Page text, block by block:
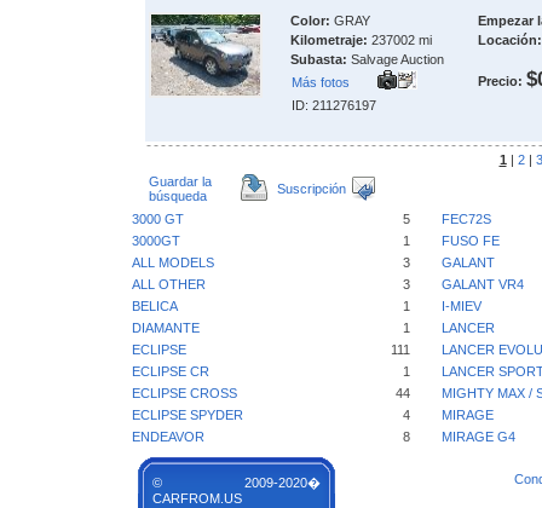
Color: GRAY
Kilometraje: 237002 mi
Subasta: Salvage Auction
Más fotos
ID: 211276197
Empezar
Locación:
Precio:
1 | 2| 3
Guardar la
búsqueda
Suscripción
3000 GT 5
FEC72S
3000GT
1
FUSO FE
ALL MODELS
3
GALANT
ALL OTHER
3
GALANT VR4
BELICA
1
I-MIEV
DIAMANTE
1
LANCER
ECLIPSE
111
LANCER
ECLIPSE CR
1
LANCER
ECLIPSE CROSS
44
MIGHTY MAX /
ECLIPSE SPYDER
4
MIRAGE
ENDEAVOR
8 MIRAGE G4
© 2009-2020�
CARFROM.US